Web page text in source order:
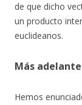
de que dicho
un producto
euclideanos.
Más
Hemos